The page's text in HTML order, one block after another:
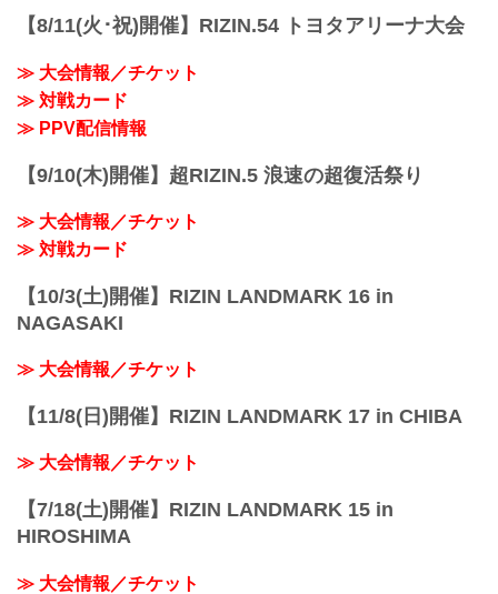
※オープニングファイトは11...
【8/11(火･祝)開催】RIZIN.54 トヨタアリーナ大会
≫ 大会情報／チケット
≫ 対戦カード
≫ PPV配信情報
【9/10(木)開催】超RIZIN.5 浪速の超復活祭り
≫ 大会情報／チケット
≫ 対戦カード
【10/3(土)開催】RIZIN LANDMARK 16 in
NAGASAKI
≫ 大会情報／チケット
【11/8(日)開催】RIZIN LANDMARK 17 in CHIBA
≫ 大会情報／チケット
【7/18(土)開催】RIZIN LANDMARK 15 in
HIROSHIMA
≫ 大会情報／チケット